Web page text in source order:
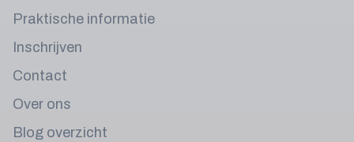
Praktische informatie
Inschrijven
Contact
Over ons
Blog overzicht